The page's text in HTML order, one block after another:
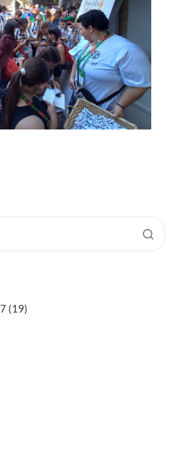
(19)